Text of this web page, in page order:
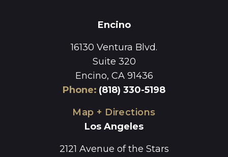
Encino
16130 Ventura Blvd.
Suite 320
Encino, CA 91436
Phone: (818) 330-5198
Map + Directions
Los Angeles
2121 Avenue of the Stars